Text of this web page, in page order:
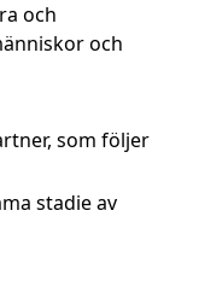
och
och
som följer
stadie av